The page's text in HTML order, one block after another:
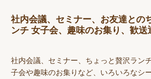
社内会議、セミナー、お友達との
ンチ 女子会、趣味のお集り、歓送
社内会議、セミナー、ちょっと贅沢ラン
子会や趣味のお集りなど、いろいろなシ